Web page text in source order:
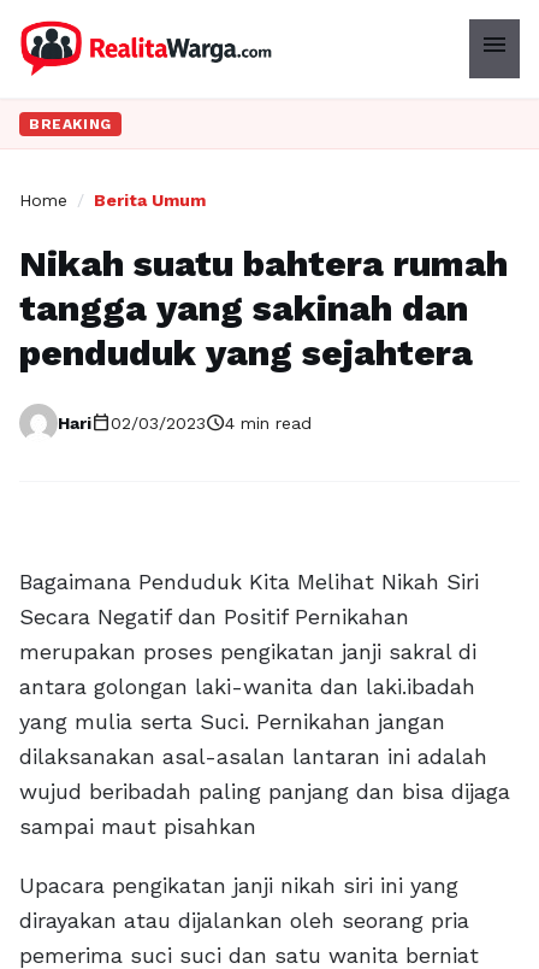
menu
BREAKING
Home / Berita Umum
Nikah suatu bahtera rumah
tangga yang sakinah dan
penduduk yang sejahtera
Haricalendar_today02/03/2023schedule4 min read
Bagaimana Penduduk Kita Melihat Nikah Siri
Secara Negatif dan Positif Pernikahan
merupakan proses pengikatan janji sakral di
antara golongan laki-wanita dan laki.ibadah
yang mulia serta Suci. Pernikahan jangan
dilaksanakan asal-asalan lantaran ini adalah
wujud beribadah paling panjang dan bisa dijaga
sampai maut pisahkan
Upacara pengikatan janji nikah siri ini yang
dirayakan atau dijalankan oleh seorang pria
pemerima suci suci dan satu wanita berniat